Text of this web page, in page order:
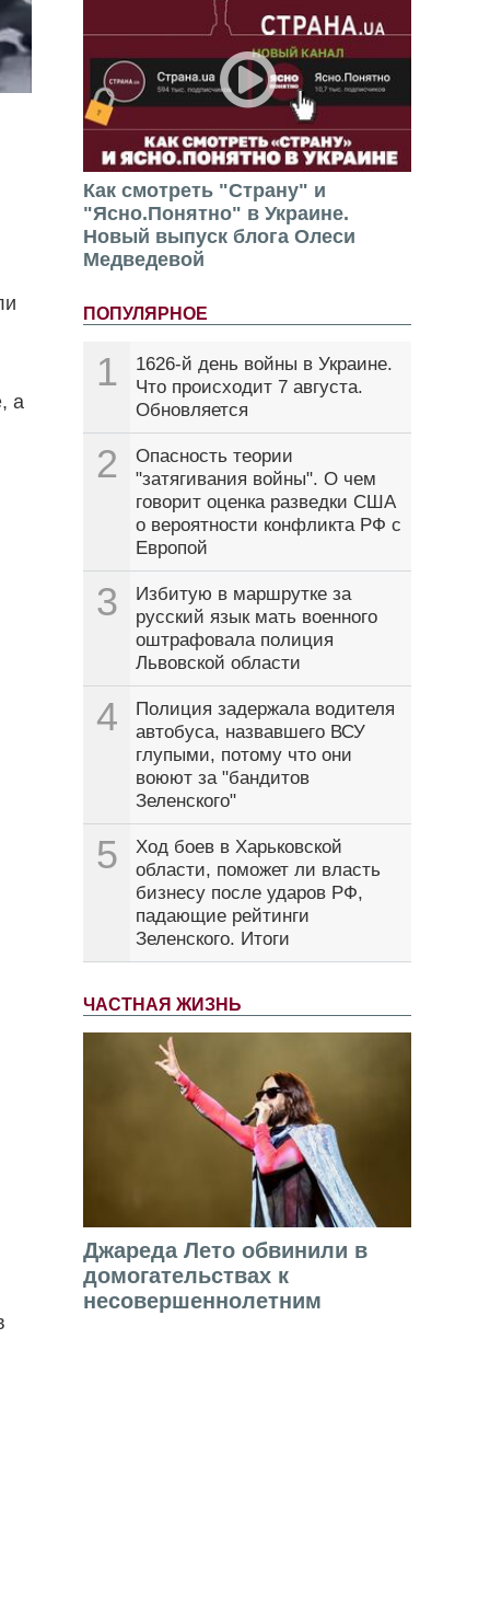
Как смотреть "Страну" и
"Ясно.Понятно" в Украине.
Новый выпуск блога Олеси
Медведевой
ПОПУЛЯРНОЕ
1
1626-й день войны в Украине.
Что происходит 7 августа.
Обновляется
2
Опасность теории
"затягивания войны". О чем
говорит оценка разведки США
о вероятности конфликта РФ с
Европой
3
Избитую в маршрутке за
русский язык мать военного
оштрафовала полиция
Львовской области
4
Полиция задержала водителя
автобуса, назвавшего ВСУ
глупыми, потому что они
воюют за "бандитов
Зеленского"
5
Ход боев в Харьковской
области, поможет ли власть
бизнесу после ударов РФ,
падающие рейтинги
Зеленского. Итоги
ЧАСТНАЯ ЖИЗНЬ
Джареда Лето обвинили в
домогательствах к
несовершеннолетним
а